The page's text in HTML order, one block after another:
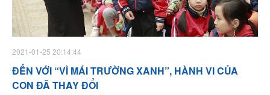
2021-01-25 20:14:44
ĐẾN VỚI “VÌ MÁI TRƯỜNG XANH”, HÀNH VI CỦA
CON ĐÃ THAY ĐỔI
Youtube
Linkedin